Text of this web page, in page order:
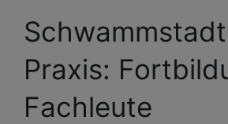
Praxis:
Fachleute